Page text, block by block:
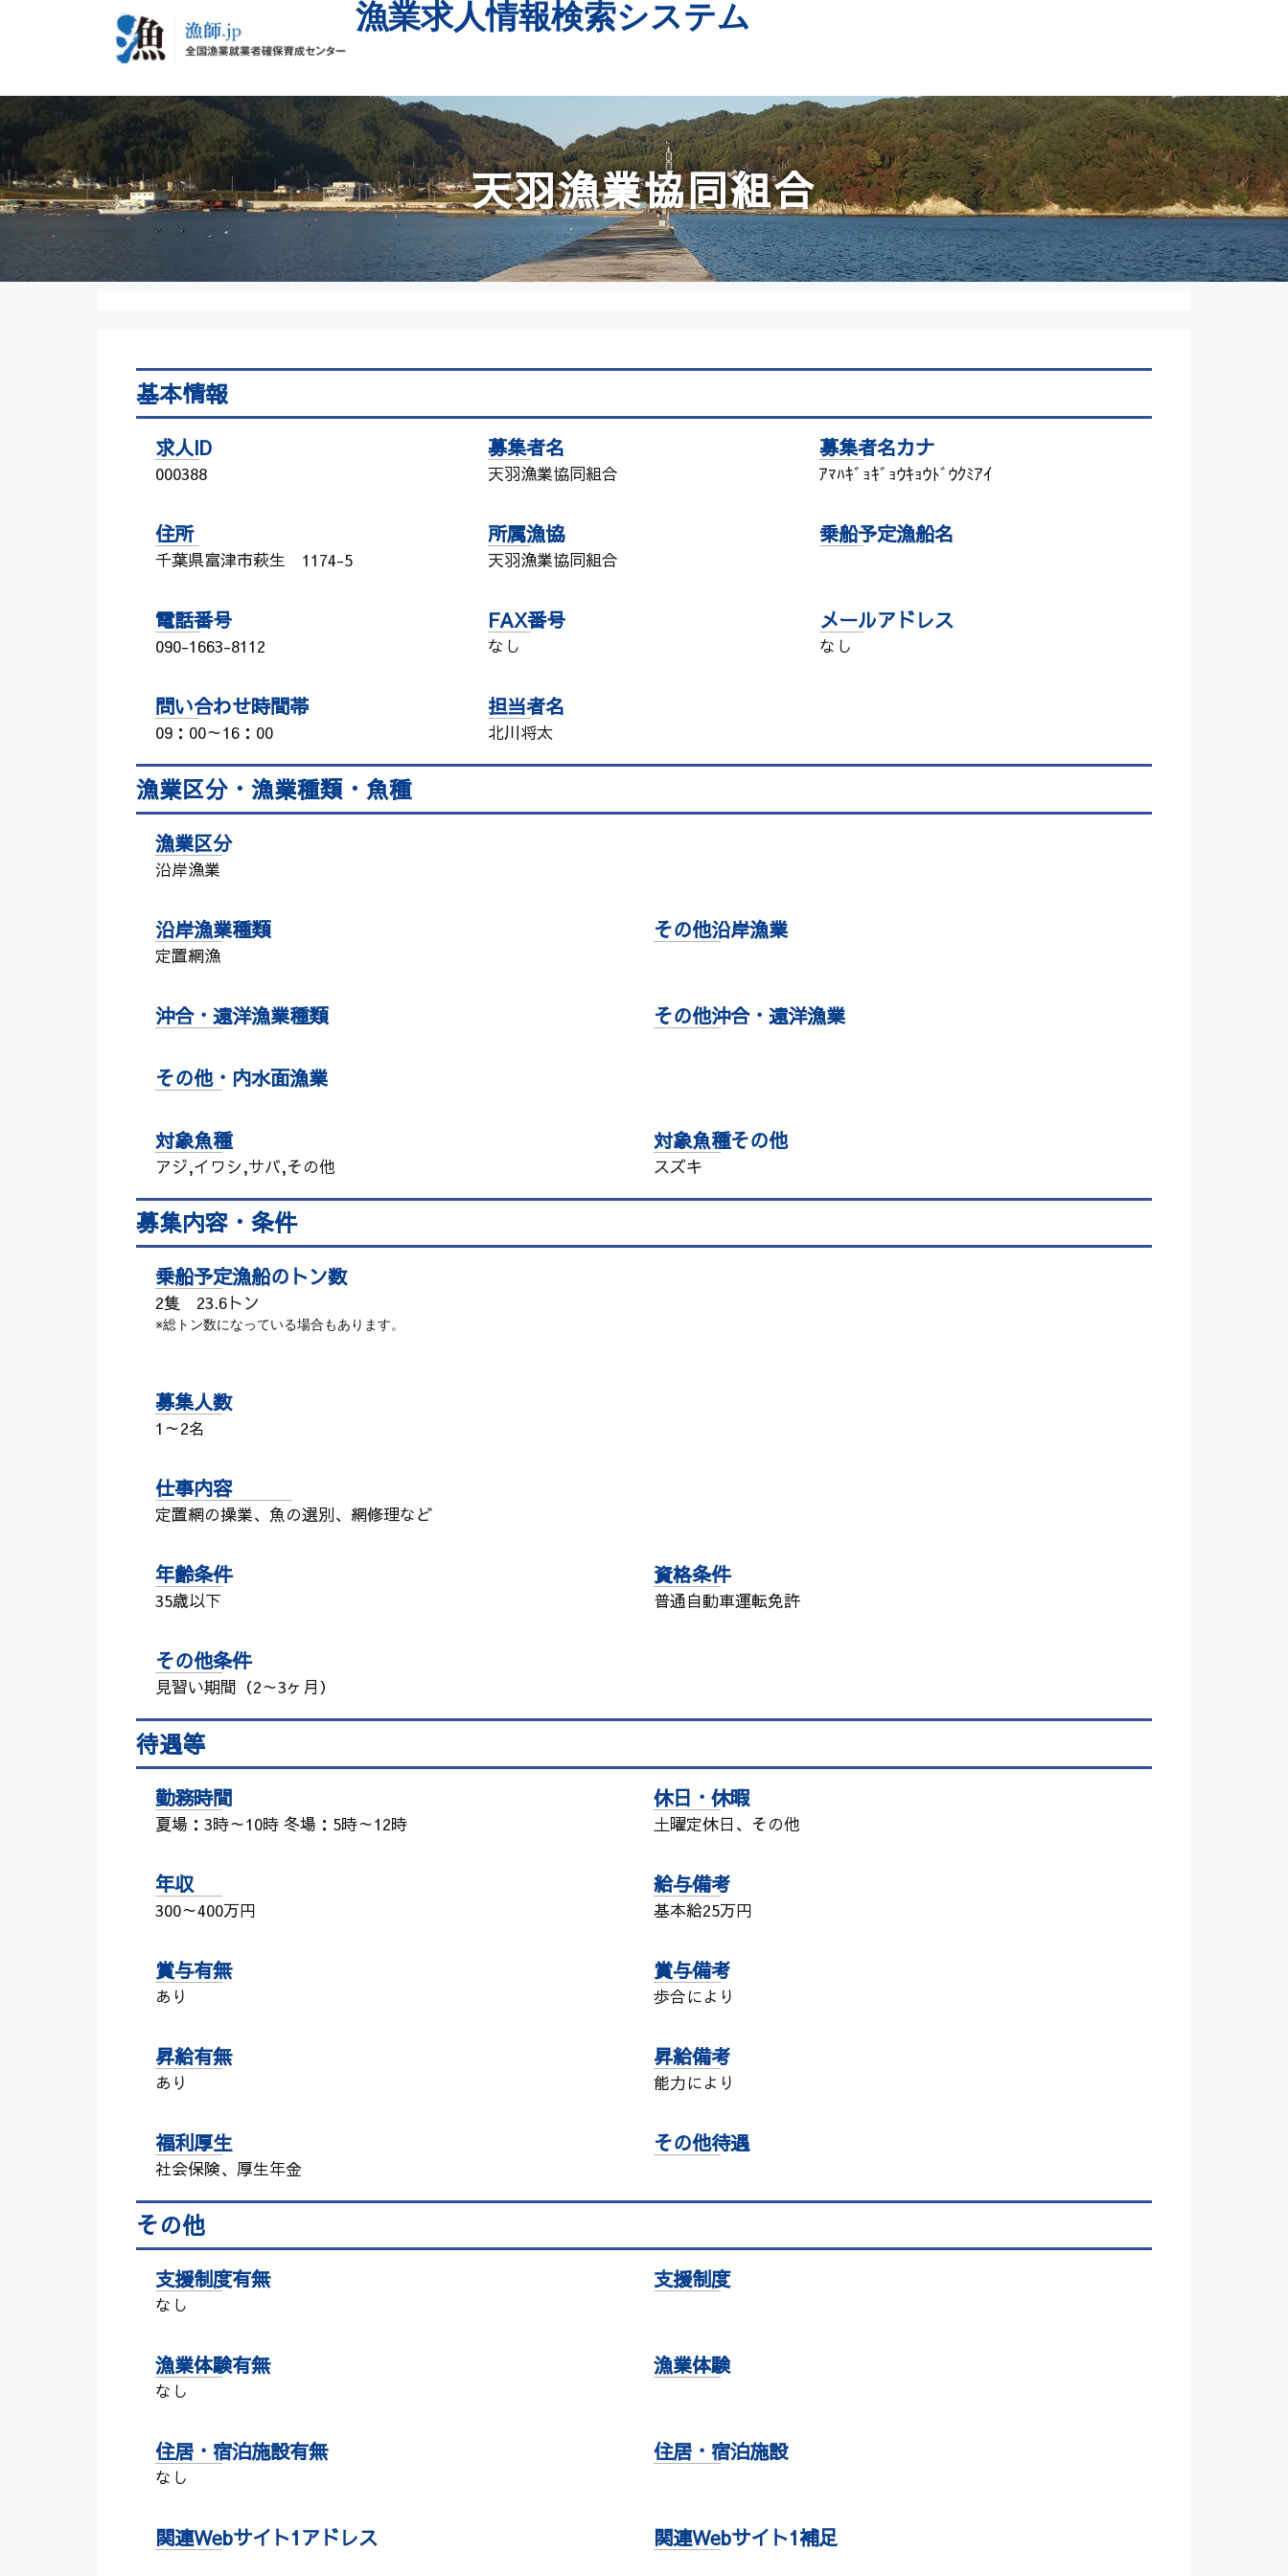
漁業求人情報検索システム
天羽漁業協同組合
基本情報
求人ID
000388
募集者名
天羽漁業協同組合
募集者名カナ
ｱﾏﾊｷﾞｮｷﾞｮｳｷｮｳﾄﾞｳｸﾐｱｲ
住所
千葉県富津市萩生 1174-5
所属漁協
天羽漁業協同組合
乗船予定漁船名
電話番号
090-1663-8112
FAX番号
なし
メールアドレス
なし
問い合わせ時間帯
09：00～16：00
担当者名
北川将太
漁業区分・漁業種類・魚種
漁業区分
沿岸漁業
沿岸漁業種類
定置網漁
その他沿岸漁業
沖合・遠洋漁業種類 その他沖合・遠洋漁業
その他・内水面漁業
対象魚種
アジ,イワシ,サバ,その他
対象魚種その他
スズキ
募集内容・条件
乗船予定漁船のトン数
2隻 23.6トン
※総トン数になっている場合もあります。
募集人数
1～2名
仕事内容
定置網の操業、魚の選別、網修理など
年齢条件
35歳以下
資格条件
普通自動車運転免許
その他条件
見習い期間（2～3ヶ月）
待遇等
勤務時間
夏場：3時～10時 冬場：5時～12時
休日・休暇
土曜定休日、その他
年収
300～400万円
給与備考
基本給25万円
賞与有無
あり
賞与備考
歩合により
昇給有無
あり
昇給備考
能力により
福利厚生
社会保険、厚生年金
その他待遇
その他
支援制度有無
なし
支援制度
漁業体験有無
なし
漁業体験
住居・宿泊施設有無
なし
住居・宿泊施設
関連Webサイト1アドレス 関連Webサイト1補足